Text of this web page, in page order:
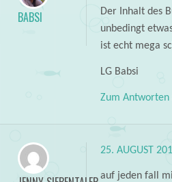
BABSI
Der Inhalt des
unbedingt
ist echt mega
LG Babsi
Zum Antworten
25. AUGUST
auf jeden fall